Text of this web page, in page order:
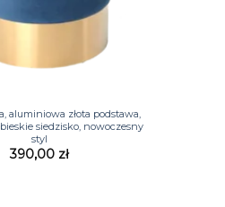
aluminiowa złota podstawa,
siedzisko, nowoczesny
styl
390,00 zł